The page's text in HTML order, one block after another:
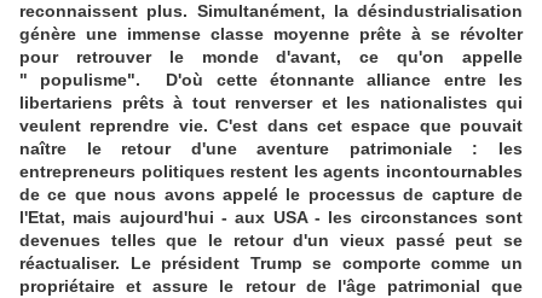
reconnaissent plus. Simultanément, la désindustrialisation
génère une immense classe moyenne prête à se révolter
pour retrouver le monde d'avant, ce qu'on appelle
" populisme". D'où cette étonnante alliance entre les
libertariens prêts à tout renverser et les nationalistes qui
veulent reprendre vie. C'est dans cet espace que pouvait
naître le retour d'une aventure patrimoniale : les
entrepreneurs politiques restent les agents incontournables
de ce que nous avons appelé le processus de capture de
l'Etat, mais aujourd'hui - aux USA - les circonstances sont
devenues telles que le retour d'un vieux passé peut se
réactualiser. Le président Trump se comporte comme un
propriétaire et assure le retour de l'âge patrimonial que